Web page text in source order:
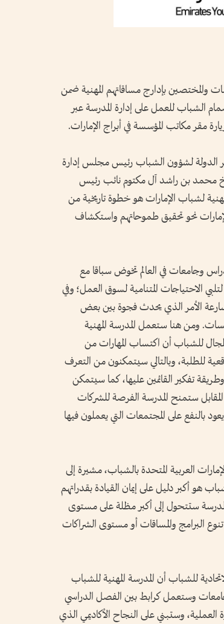
والمختصين بإدارج مساقاتهم المهنية ضمن
الشباب للعمل على إدارة المدرسة عبر
الدولة لشؤون الشباب رئيس مجلس إدارة
محمد بن راشد آل مكتوم نائب رئيس
لشباب الإمارات هو خطوة تاريخية من
نحو تحقيق طموحاتهم واستكشاف
وجامعات في العالم تخوض سباقا مع
الاحتياجات المتنامية لسوق العمل؛ وفي
الأمر الذي يحدث فجوة بين بعض
ومن هنا ستعمل المدرسة المهنية
للشباب أن اكتساب المهارات من
للطلبة، وبالتالي سيتمكنون من التعرف
تفكير القائمين عليها، كما سيتمكن
ستمنح المدرسة الفرصة للشركات
بالنفع على المجتمعات التي يعملون فيها
العربية المتحدة بالشباب، مشيرة إلى
هو أكبر دليل على إيمان القيادة بقدراتهم
المدرسة ستتحول إلى أكبر مظلة على مستوى
البرامج والمساقات أو مستوى الشراكات
للشباب أن المدرسة المهنية للشباب
وستعمل كرابط بين الفصل الدراسي
وستبني على النجاح الأكاديمي الذي